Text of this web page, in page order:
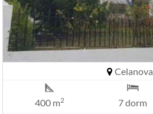
Celanova
400 m2 7 dorm